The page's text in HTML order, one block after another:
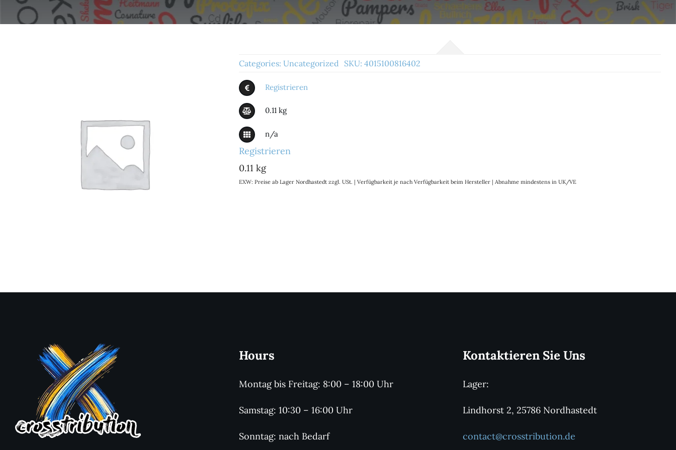
Categories:Uncategorized SKU:4015100816402
Registrieren
0.11 kg
n/a
Registrieren
0.11 kg
EXW: Preise ab Lager Nordhastedt zzgl. USt. | Verfügbarkeit je nach Verfügbarkeit beim Hersteller | Abnahme mindestens in UK/VE
Hours
Montag bis Freitag: 8:00 – 18:00 Uhr
Samstag: 10:30 – 16:00 Uhr
Sonntag: nach Bedarf
Kontaktieren Sie Uns
Lager:
Lindhorst 2, 25786 Nordhastedt
contact@crosstribution.de